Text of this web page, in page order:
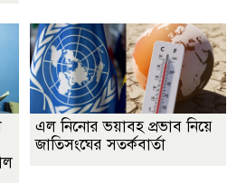
এল নিনোর ভয়াবহ প্রভাব নিয়ে
জাতিসংঘের সতর্কবার্তা